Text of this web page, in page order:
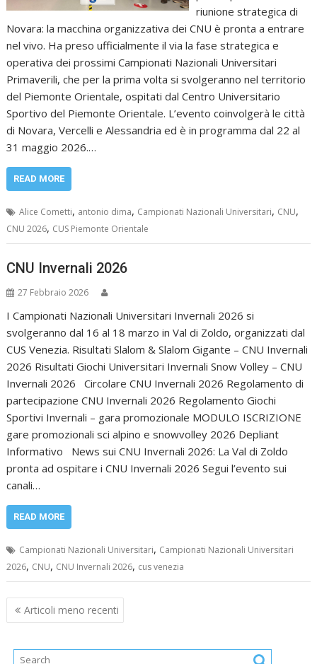
riunione strategica di
Novara: la macchina organizzativa dei CNU è pronta a entrare
nel vivo. Ha preso ufficialmente il via la fase strategica e
operativa dei prossimi Campionati Nazionali Universitari
Primaverili, che per la prima volta si svolgeranno nel territorio
del Piemonte Orientale, ospitati dal Centro Universitario
Sportivo del Piemonte Orientale. L’evento coinvolgerà le città
di Novara, Vercelli e Alessandria ed è in programma dal 22 al
31 maggio 2026.…
READ MORE
Alice Cometti, antonio dima, Campionati Nazionali Universitari, CNU,
CNU 2026, CUS Piemonte Orientale
CNU Invernali 2026
27 Febbraio 2026
I Campionati Nazionali Universitari Invernali 2026 si
svolgeranno dal 16 al 18 marzo in Val di Zoldo, organizzati dal
CUS Venezia. Risultati Slalom & Slalom Gigante – CNU Invernali
2026 Risultati Giochi Universitari Invernali Snow Volley – CNU
Invernali 2026 Circolare CNU Invernali 2026 Regolamento di
partecipazione CNU Invernali 2026 Regolamento Giochi
Sportivi Invernali – gara promozionale MODULO ISCRIZIONE
gare promozionali sci alpino e snowvolley 2026 Depliant
Informativo News sui CNU Invernali 2026: La Val di Zoldo
pronta ad ospitare i CNU Invernali 2026 Segui l’evento sui
canali…
READ MORE
Campionati Nazionali Universitari, Campionati Nazionali Universitari
2026, CNU, CNU Invernali 2026, cus venezia
Navigazione
articoli
Articoli meno recenti